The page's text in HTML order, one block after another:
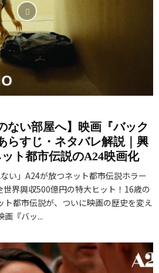
ない部屋へ】映画『バック
らすじ・ネタバレ解説｜興
ト都市伝説のA24映画化
い」A24が放つネット都市伝説ホラー
界興収500億円の特大ヒット！16歳の
都市伝説が、ついに映画の歴史を変え
画『バッ...